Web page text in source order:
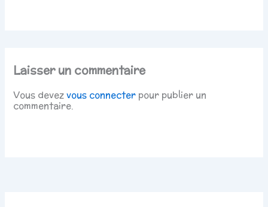
Laisser un commentaire
Vous devezvous connecter pour publier un
commentaire.